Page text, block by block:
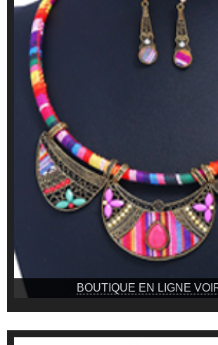
BOUTIQUE EN LIGNE